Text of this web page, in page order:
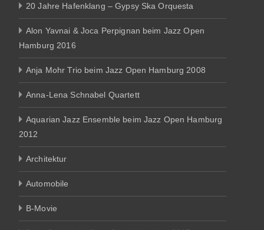
20 Jahre Hafenklang – Gypsy Ska Orquesta
Alon Yavnai & Joca Perpignan beim Jazz Open
Hamburg 2016
Anja Mohr Trio beim Jazz Open Hamburg 2008
Anna-Lena Schnabel Quartett
Aquarian Jazz Ensemble beim Jazz Open Hamburg
2012
Architektur
Automobile
B-Movie